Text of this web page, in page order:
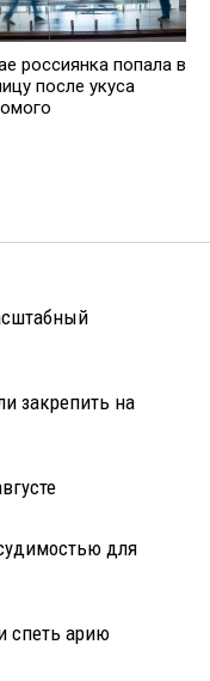
россиянка попала в
после укуса
закрепить на
для
спеть арию